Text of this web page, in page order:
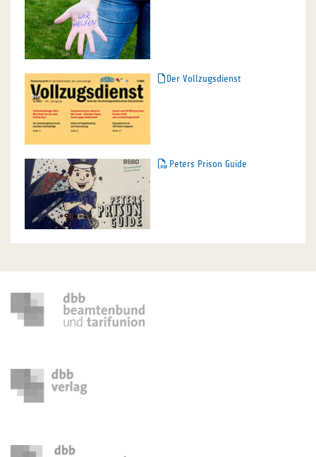
Der Vollzugsdienst
Peters Prison Guide